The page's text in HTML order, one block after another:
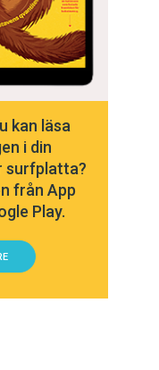
kan läsa
i din
surfplatta?
från App
Play.